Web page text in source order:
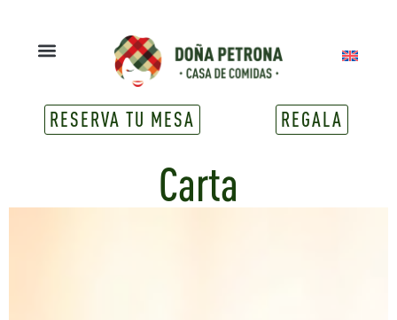
RESERVA TU MESA REGALA
Carta